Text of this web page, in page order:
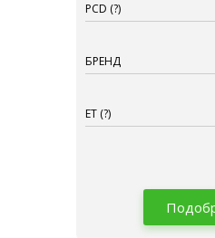
PCD (?)
БРЕНД
ET (?)